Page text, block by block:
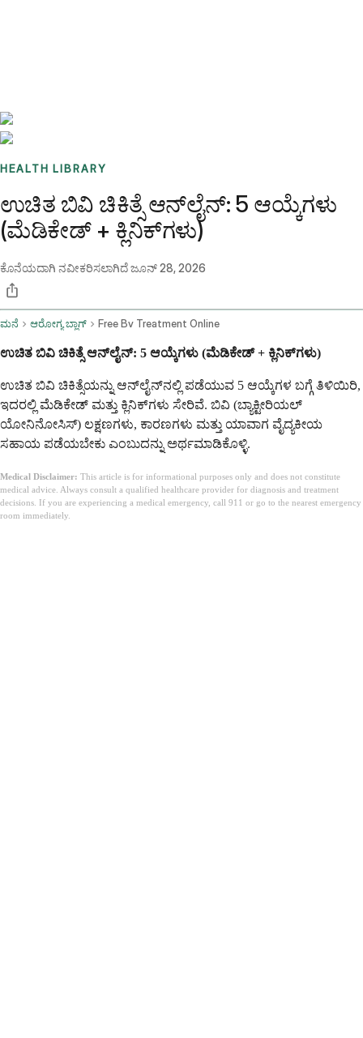
HEALTH LIBRARY
ಉಚಿತ ಬಿವಿ ಚಿಕಿತ್ಸೆ ಆನ್‌ಲೈನ್: 5 ಆಯ್ಕೆಗಳು
(ಮೆಡಿಕೇಡ್ + ಕ್ಲಿನಿಕ್‌ಗಳು)
ಕೊನೆಯದಾಗಿ ನವೀಕರಿಸಲಾಗಿದೆಜೂನ್ 28, 2026
ಮನೆ ಆರೋಗ್ಯ ಬ್ಲಾಗ್ Free Bv Treatment Online
ಉಚಿತ ಬಿವಿ ಚಿಕಿತ್ಸೆ ಆನ್‌ಲೈನ್: 5 ಆಯ್ಕೆಗಳು (ಮೆಡಿಕೇಡ್ + ಕ್ಲಿನಿಕ್‌ಗಳು)
ಉಚಿತ ಬಿವಿ ಚಿಕಿತ್ಸೆಯನ್ನು ಆನ್‌ಲೈನ್‌ನಲ್ಲಿ ಪಡೆಯುವ 5 ಆಯ್ಕೆಗಳ ಬಗ್ಗೆ ತಿಳಿಯಿರಿ,
ಇದರಲ್ಲಿ ಮೆಡಿಕೇಡ್ ಮತ್ತು ಕ್ಲಿನಿಕ್‌ಗಳು ಸೇರಿವೆ. ಬಿವಿ (ಬ್ಯಾಕ್ಟೀರಿಯಲ್
ಯೋನಿನೋಸಿಸ್) ಲಕ್ಷಣಗಳು, ಕಾರಣಗಳು ಮತ್ತು ಯಾವಾಗ ವೈದ್ಯಕೀಯ
ಸಹಾಯ ಪಡೆಯಬೇಕು ಎಂಬುದನ್ನು ಅರ್ಥಮಾಡಿಕೊಳ್ಳಿ.
Medical Disclaimer: This article is for informational purposes only and does not constitute
medical advice. Always consult a qualified healthcare provider for diagnosis and treatment
decisions. If you are experiencing a medical emergency, call 911 or go to the nearest emergency
room immediately.